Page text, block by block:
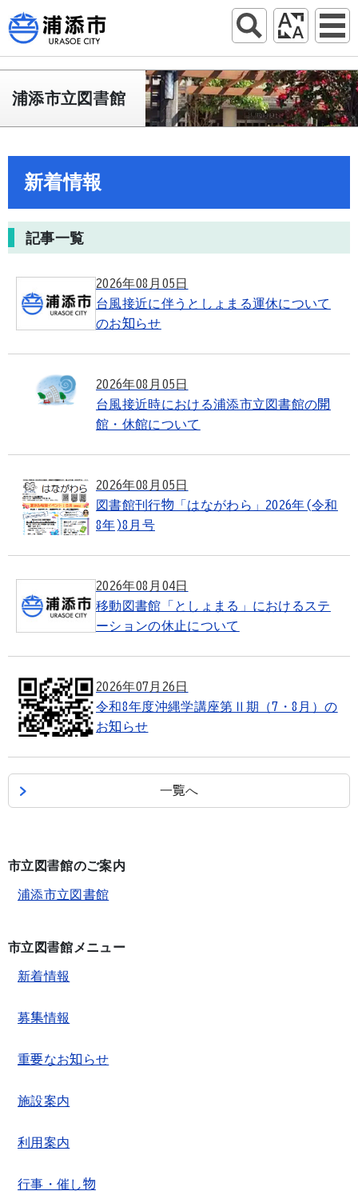
浦添市立図書館
新着情報
記事一覧
2026年08月05日
台風接近に伴うとしょまる運休について
のお知らせ
2026年08月05日
台風接近時における浦添市立図書館の開
館・休館について
2026年08月05日
図書館刊行物「はながわら」2026年(令和
8年)8月号
2026年08月04日
移動図書館「としょまる」におけるステ
ーションの休止について
2026年07月26日
令和8年度沖縄学講座第Ⅱ期（7・8月）の
お知らせ
一覧へ
市立図書館のご案内
浦添市立図書館
市立図書館メニュー
新着情報
募集情報
重要なお知らせ
施設案内
利用案内
行事・催し物